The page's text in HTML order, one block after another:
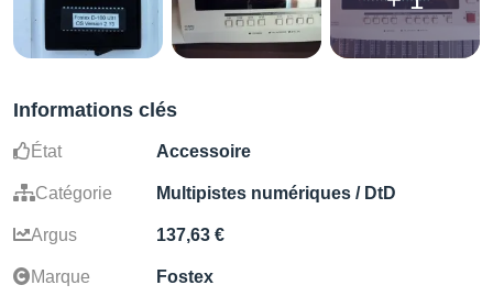
Informations clés
État Accessoire
Catégorie Multipistes numériques / DtD
Argus 137,63 €
Marque Fostex